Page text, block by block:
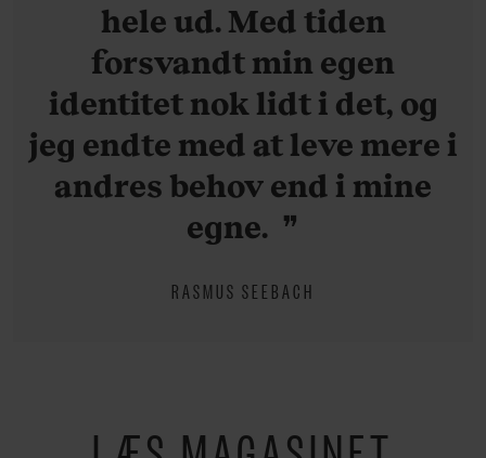
hele ud. Med tiden
forsvandt min egen
identitet nok lidt i det, og
jeg endte med at leve mere i
andres behov end i mine
egne.
RASMUS SEEBACH